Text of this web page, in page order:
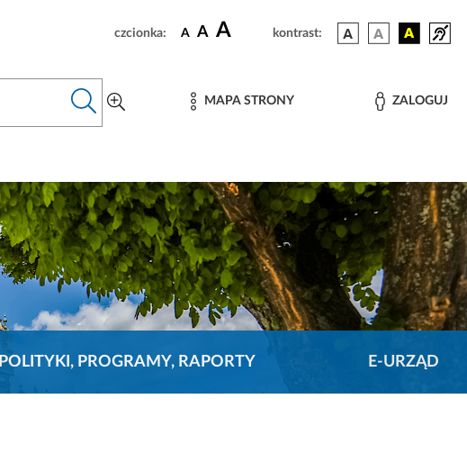
czcionka: A A A kontrast:
MAPA STRONY ZALOGUJ
POLITYKI, PROGRAMY, RAPORTY E-URZĄD